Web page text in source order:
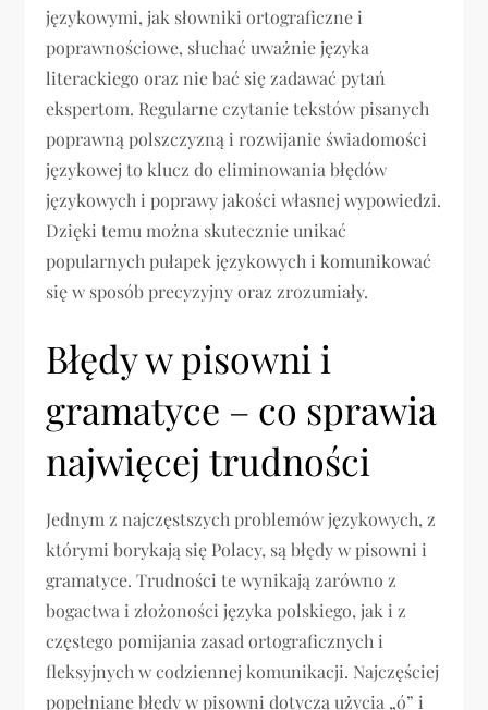
językowymi, jak słowniki ortograficzne i
poprawnościowe, słuchać uważnie języka
literackiego oraz nie bać się zadawać pytań
ekspertom. Regularne czytanie tekstów pisanych
poprawną polszczyzną i rozwijanie świadomości
językowej to klucz do eliminowania błędów
językowych i poprawy jakości własnej wypowiedzi.
Dzięki temu można skutecznie unikać
popularnych pułapek językowych i komunikować
się w sposób precyzyjny oraz zrozumiały.
Błędy w pisowni i
gramatyce – co sprawia
najwięcej trudności
Jednym z najczęstszych problemów językowych, z
którymi borykają się Polacy, są błędy w pisowni i
gramatyce. Trudności te wynikają zarówno z
bogactwa i złożoności języka polskiego, jak i z
częstego pomijania zasad ortograficznych i
fleksyjnych w codziennej komunikacji. Najczęściej
popełniane błędy w pisowni dotyczą użycia „ó” i